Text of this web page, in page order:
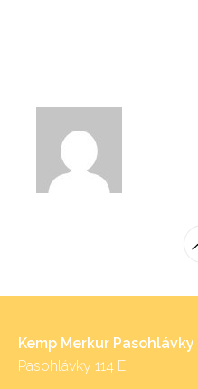
Kemp Merkur Pasohlávky
Pasohlávky 114 E